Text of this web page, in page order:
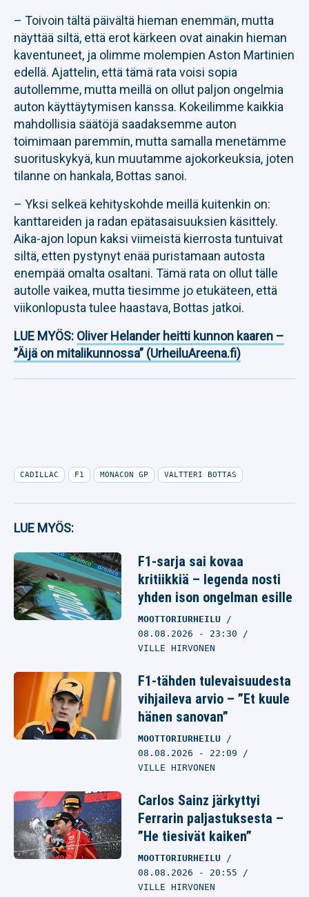
– Toivoin tältä päivältä hieman enemmän, mutta
näyttää siltä, että erot kärkeen ovat ainakin hieman
kaventuneet, ja olimme molempien Aston Martinien
edellä. Ajattelin, että tämä rata voisi sopia
autollemme, mutta meillä on ollut paljon ongelmia
auton käyttäytymisen kanssa. Kokeilimme kaikkia
mahdollisia säätöjä saadaksemme auton
toimimaan paremmin, mutta samalla menetämme
suorituskykyä, kun muutamme ajokorkeuksia, joten
tilanne on hankala, Bottas sanoi.
– Yksi selkeä kehityskohde meillä kuitenkin on:
kanttareiden ja radan epätasaisuuksien käsittely.
Aika-ajon lopun kaksi viimeistä kierrosta tuntuivat
siltä, etten pystynyt enää puristamaan autosta
enempää omalta osaltani. Tämä rata on ollut tälle
autolle vaikea, mutta tiesimme jo etukäteen, että
viikonlopusta tulee haastava, Bottas jatkoi.
LUE MYÖS: Oliver Helander heitti kunnon kaaren –
”Äijä on mitalikunnossa” (UrheiluAreena.fi)
CADILLAC F1 MONACON GP VALTTERI BOTTAS
LUE MYÖS:
F1-sarja sai kovaa
kritiikkiä – legenda nosti
yhden ison ongelman esille
MOOTTORIURHEILU
08.08.2026 - 23:30
VILLE HIRVONEN
F1-tähden tulevaisuudesta
vihjaileva arvio – ”Et kuule
hänen sanovan”
MOOTTORIURHEILU
08.08.2026 - 22:09
VILLE HIRVONEN
Carlos Sainz järkyttyi
Ferrarin paljastuksesta –
”He tiesivät kaiken”
MOOTTORIURHEILU
08.08.2026 - 20:55
VILLE HIRVONEN